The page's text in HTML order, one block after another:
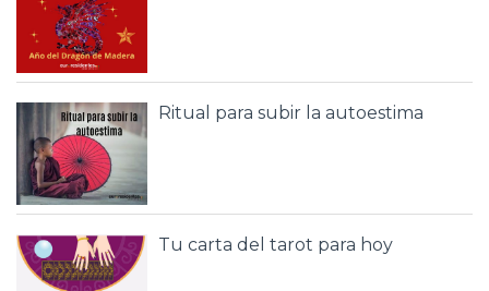
Ritual para subir la autoestima
Tu carta del tarot para hoy